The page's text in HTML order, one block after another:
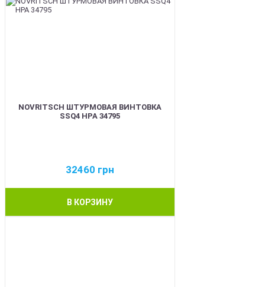
NOVRITSCH ШТУРМОВАЯ ВИНТОВКА
SSQ4 HPA 34795
32460 грн
В КОРЗИНУ